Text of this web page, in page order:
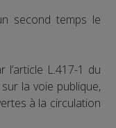
second temps le
L.417-1 du
la voie publique,
à la circulation